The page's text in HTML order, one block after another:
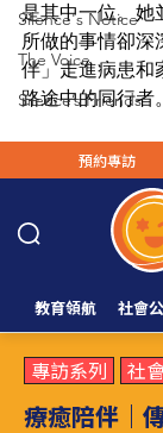
Silence's Notice
The Voice
Silence’s Friends
是其中一位。她
所做的事情卻深
伴」走進病患和
路途中的同行者